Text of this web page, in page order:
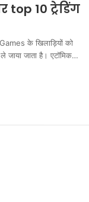
10 ट्रेडिंग
के खिलाड़ियों को
जाता है। एटॉमिक…